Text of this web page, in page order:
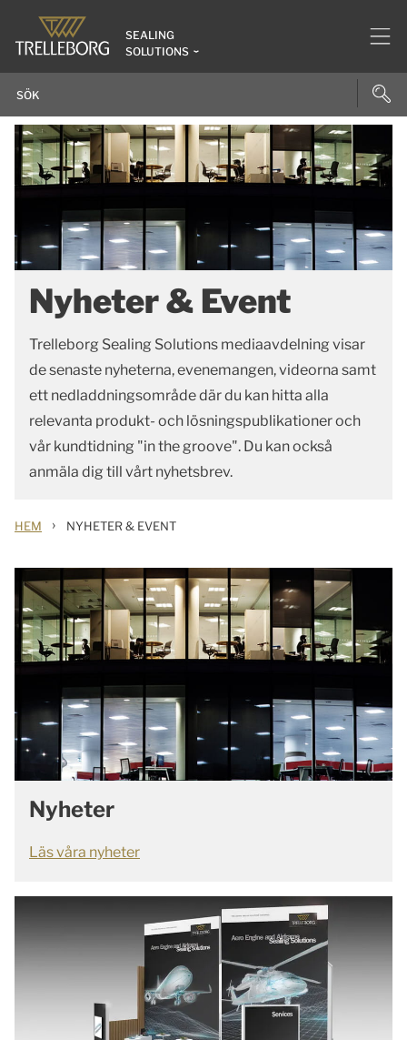
SEALING
SOLUTIONS
Nyheter & Event
Trelleborg Sealing Solutions mediaavdelning visar
de senaste nyheterna, evenemangen, videorna samt
ett nedladdningsområde där du kan hitta alla
relevanta produkt- och lösningspublikationer och
vår kundtidning "in the groove". Du kan också
anmäla dig till vårt nyhetsbrev.
HEM › NYHETER & EVENT
Nyheter
Läs våra nyheter